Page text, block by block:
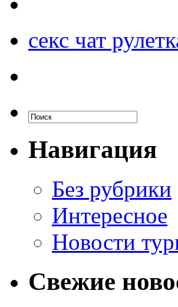
секс чат
Навигация
Без рубрики
Интересное
Новости
Свежие